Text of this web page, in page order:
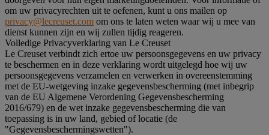
om uw privacyrechten uit te oefenen, kunt u ons mailen op
privacy@lecreuset.com om ons te laten weten waar wij u mee van
dienst kunnen zijn en wij zullen tijdig reageren.
Volledige Privacyverklaring van Le Creuset
Le Creuset verbindt zich ertoe uw persoonsgegevens en uw privacy
te beschermen en in deze verklaring wordt uitgelegd hoe wij uw
persoonsgegevens verzamelen en verwerken in overeenstemming
met de EU-wetgeving inzake gegevensbescherming (met inbegrip
van de EU Algemene Verordening Gegevensbescherming
2016/679) en de wet inzake gegevensbescherming die van
toepassing is in uw land, gebied of locatie (de
"Gegevensbeschermingswetten").